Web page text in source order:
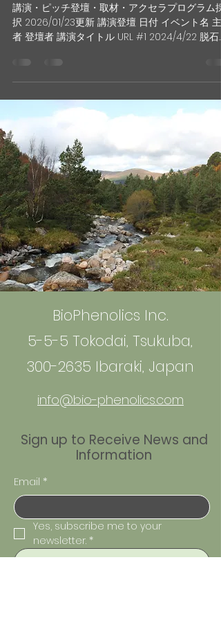
講演・ピッチ登壇・取材・アクセラプログラム採
択 2026/01/23更新 講演登壇 日付 イベント名 主
者 登壇者 講演タイトル URL #1 2024/4/22 脱石
バイオ発酵法による芳香族化学品の生産技術開発
tci.co.jp/info/2024/02/22/17460 #2 2024/6/6
JACI ライフサイエンス技術部会反応分科会講演会
新化学技術推進協会 高谷CTO 有用物質生産（12
https://jaci-
event.com/
7%91%E4%BC%9A%E8%AC%9B%E6%BC%94%E4%B
BioPhenolics Inc.
5-5-5 Tokodai, Tsukuba,
300-2635 Ibaraki, Japan
info@bio-phenolics.com
Sign up to Receive News and
Information
Email *
Yes, subscribe me to your
newsletter. *